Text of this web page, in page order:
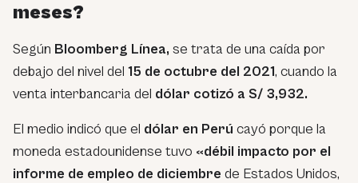
meses?
Según Bloomberg Línea, se trata de una caída por
debajo del nivel del 15 de octubre del 2021, cuando la
venta interbancaria del dólar cotizó a S/ 3,932.
El medio indicó que el dólar en Perú cayó porque la
moneda estadounidense tuvo «débil impacto por el
informe de empleo de diciembre de Estados Unidos,